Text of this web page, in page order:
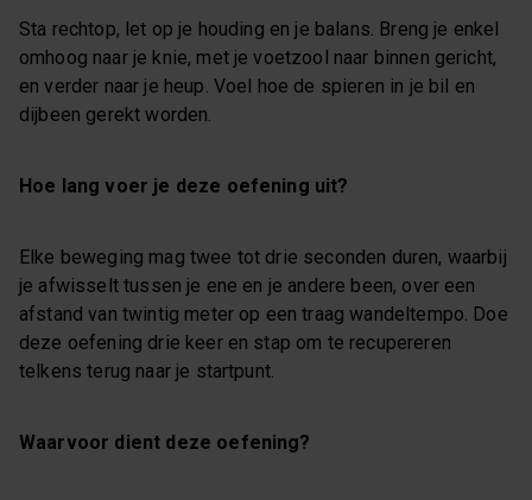
Sta rechtop, let op je houding en je balans. Breng je enkel
omhoog naar je knie, met je voetzool naar binnen gericht,
en verder naar je heup. Voel hoe de spieren in je bil en
dijbeen gerekt worden.
Hoe lang voer je deze oefening uit?
Elke beweging mag twee tot drie seconden duren, waarbij
je afwisselt tussen je ene en je andere been, over een
afstand van twintig meter op een traag wandeltempo. Doe
deze oefening drie keer en stap om te recupereren
telkens terug naar je startpunt.
Waarvoor dient deze oefening?